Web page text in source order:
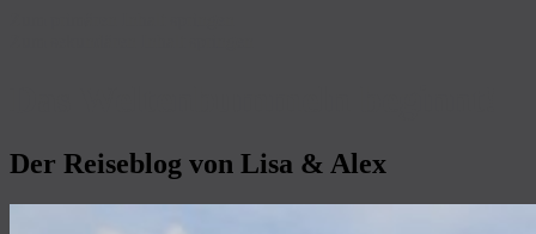
Der Reiseblog von Lisa & Alex